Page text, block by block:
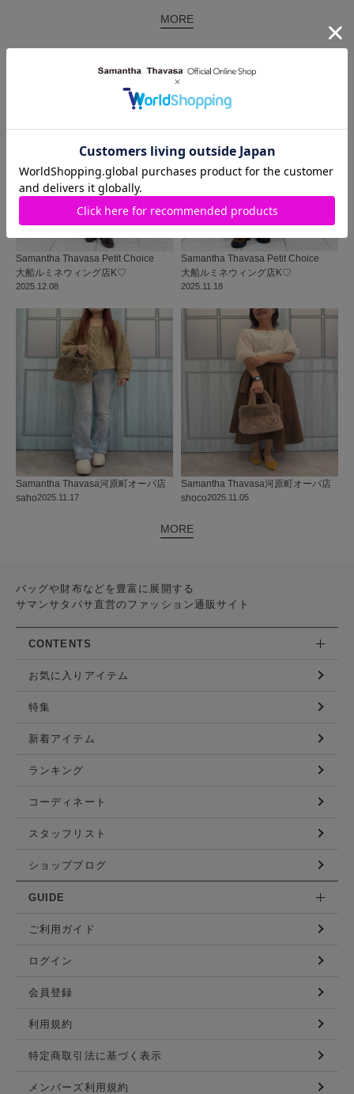
MORE
2025.12.08
Samantha Thavasa Petit Choice
大船ルミネウィング店K♡
2025.11.18
Samantha Thavasa Petit Choice
大船ルミネウィング店K♡
2025.11.17
Samantha Thavasa河原町オーパ店
saho
2025.11.05
Samantha Thavasa河原町オーパ店
shoco
MORE
バッグや財布などを豊富に展開する
サマンサタバサ直営のファッション通販サイト
CONTENTS
お気に入りアイテム
特集
新着アイテム
ランキング
コーディネート
スタッフリスト
ショップブログ
GUIDE
ご利用ガイド
ログイン
会員登録
利用規約
特定商取引法に基づく表示
メンバーズ利用規約